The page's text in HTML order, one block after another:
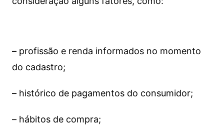
– profissão e renda informados no momento
do cadastro;
– histórico de pagamentos do consumidor;
– hábitos de compra;